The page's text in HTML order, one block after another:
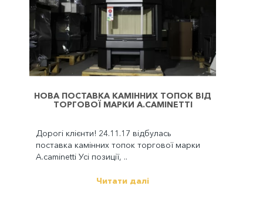
НОВА ПОСТАВКА КАМІННИХ ТОПОК ВІД
ТОРГОВОЇ МАРКИ A.CAMINETTI
Дорогі клієнти! 24.11.17 відбулась
поставка камінних топок торгової марки
A.caminetti Усі позиції, ..
Читати далі